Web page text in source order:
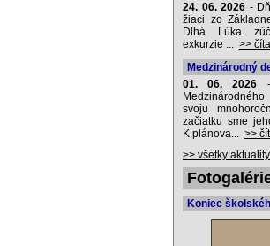
24. 06. 2026 -
žiaci zo
Dlhá Lúka
exkurzie ... >>
Medzinárodný
01. 06. 2026 -
svoju
začiatku sme
K plánova... >>
>> všetky aktuality
Koniec